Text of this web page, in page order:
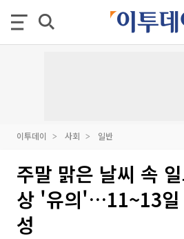
이투데이 사회 일반
주말 맑은 날씨 속
상 '유의'…11~13일
성